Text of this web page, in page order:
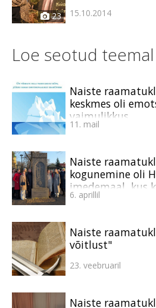
23 15.10.2014
Loe seotud teemal
Naiste
keskmes oli
vaimulikkus
11. mail
Naiste
kogunemine oli
imedemaal, kus
misjonär
6. aprillil
Naiste
võitlust"
23. veebruaril
Naiste